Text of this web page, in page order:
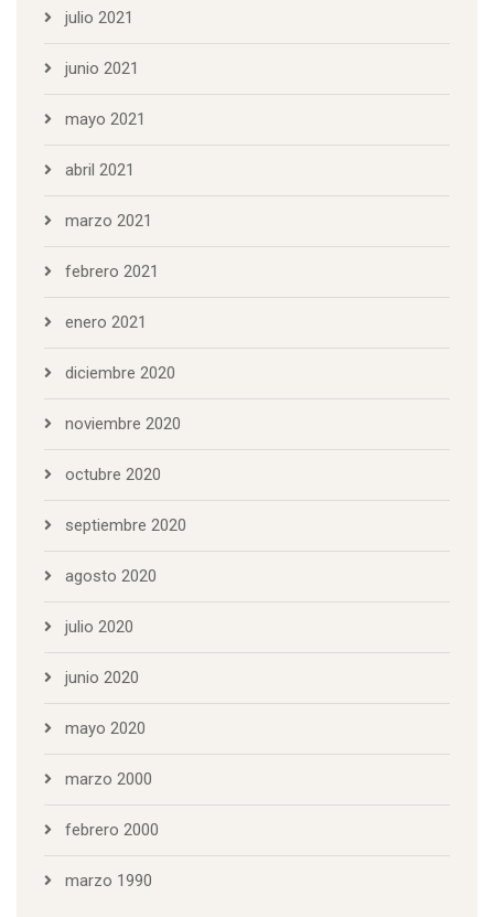
julio 2021
junio 2021
mayo 2021
abril 2021
marzo 2021
febrero 2021
enero 2021
diciembre 2020
noviembre 2020
octubre 2020
septiembre 2020
agosto 2020
julio 2020
junio 2020
mayo 2020
marzo 2000
febrero 2000
marzo 1990